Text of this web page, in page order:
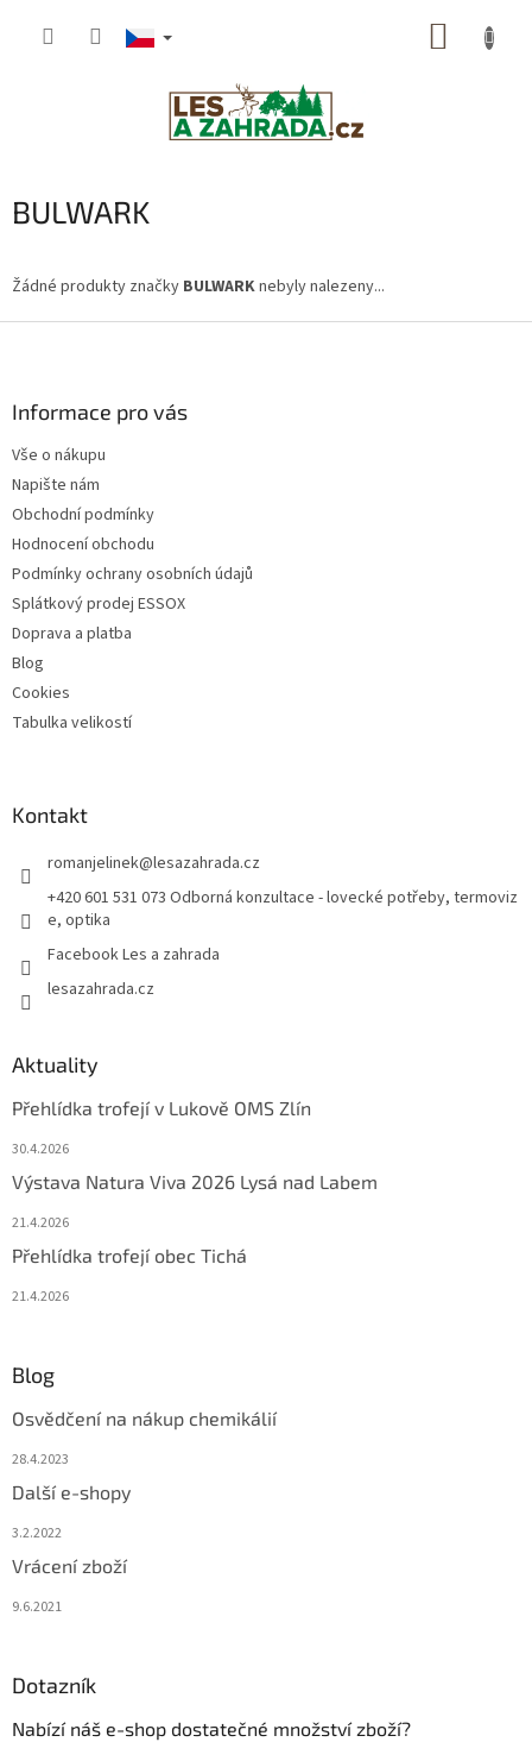
BULWARK
Žádné produkty značky BULWARKnebyly nalezeny...
Informace pro vás
Vše o nákupu
Napište nám
Obchodní podmínky
Hodnocení obchodu
Podmínky ochrany osobních údajů
Splátkový prodej ESSOX
Doprava a platba
Blog
Cookies
Tabulka velikostí
Kontakt
romanjelinek@lesazahrada.cz
+420 601 531 073 Odborná konzultace - lovecké potřeby, termoviz
e, optika
Facebook Les a zahrada
lesazahrada.cz
Aktuality
Přehlídka trofejí v Lukově OMS Zlín
30.4.2026
Výstava Natura Viva 2026 Lysá nad Labem
21.4.2026
Přehlídka trofejí obec Tichá
21.4.2026
Blog
Osvědčení na nákup chemikálií
28.4.2023
Další e-shopy
3.2.2022
Vrácení zboží
9.6.2021
Dotazník
Nabízí náš e-shop dostatečné množství zboží?